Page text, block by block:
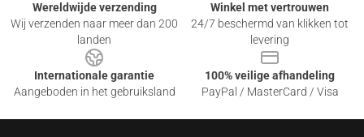
Wereldwijde verzending
Wij verzenden naar meer dan 200
landen
Winkel met vertrouwen
24/7 beschermd van klikken tot
levering
Internationale garantie
Aangeboden in het gebruiksland
100% veilige afhandeling
PayPal / MasterCard / Visa